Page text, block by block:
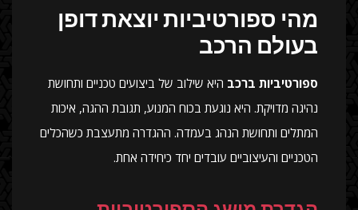
מהי ספורטיביות יוצאת דופן
בעולם הרכב
ספורטיביות ברכב היא שילוב של ביצועים טכניים ותחושת
נהיגה מדויקת. היא נוגעת בכוח המנוע, תגובת ההגה, איכות
המתלים ותחושת הנהג בעמדה. ההגדרה מתעצבת כשהכלים
הטכניים והעיצוביים עובדים יחד כיחידה אחת.